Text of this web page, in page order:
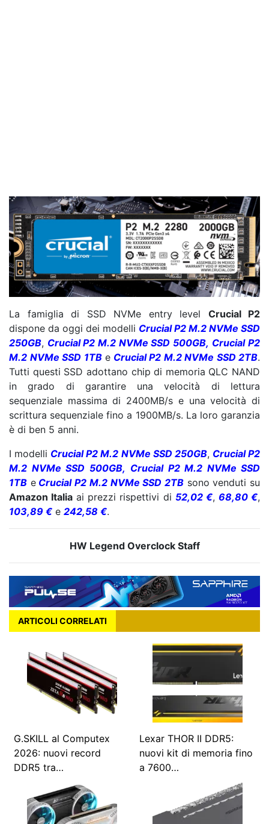
La famiglia di SSD NVMe entry level Crucial P2
dispone da oggi dei modelli Crucial P2 M.2 NVMe SSD
250GB, Crucial P2 M.2 NVMe SSD 500GB, Crucial P2
M.2 NVMe SSD 1TBe Crucial P2 M.2 NVMe SSD 2TB.
Tutti questi SSD adottano chip di memoria QLC NAND
in grado di garantire una velocità di lettura
sequenziale massima di 2400MB/s e una velocità di
scrittura sequenziale fino a 1900MB/s. La loro garanzia
è di ben 5 anni.
I modelli Crucial P2 M.2 NVMe SSD 250GB, Crucial P2
M.2 NVMe SSD 500GB, Crucial P2 M.2 NVMe SSD
1TB eCrucial P2 M.2 NVMe SSD 2TBsono venduti su
Amazon Italia ai prezzi rispettivi di 52,02 €, 68,80 €,
103,89 € e 242,58 €.
HW Legend Overclock Staff
ARTICOLI CORRELATI
G.SKILL al Computex
2026: nuovi record
DDR5 tra…
Lexar THOR II DDR5:
nuovi kit di memoria fino
a 7600…